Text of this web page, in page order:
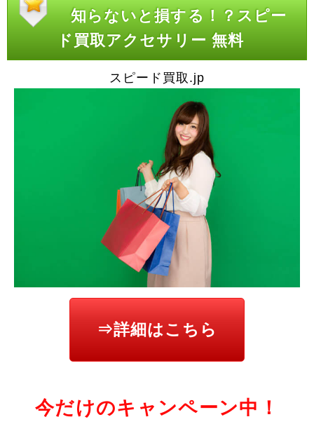
知らないと損する！？スピー
ド買取アクセサリー 無料
スピード買取.jp
⇒詳細はこちら
今だけのキャンペーン中！